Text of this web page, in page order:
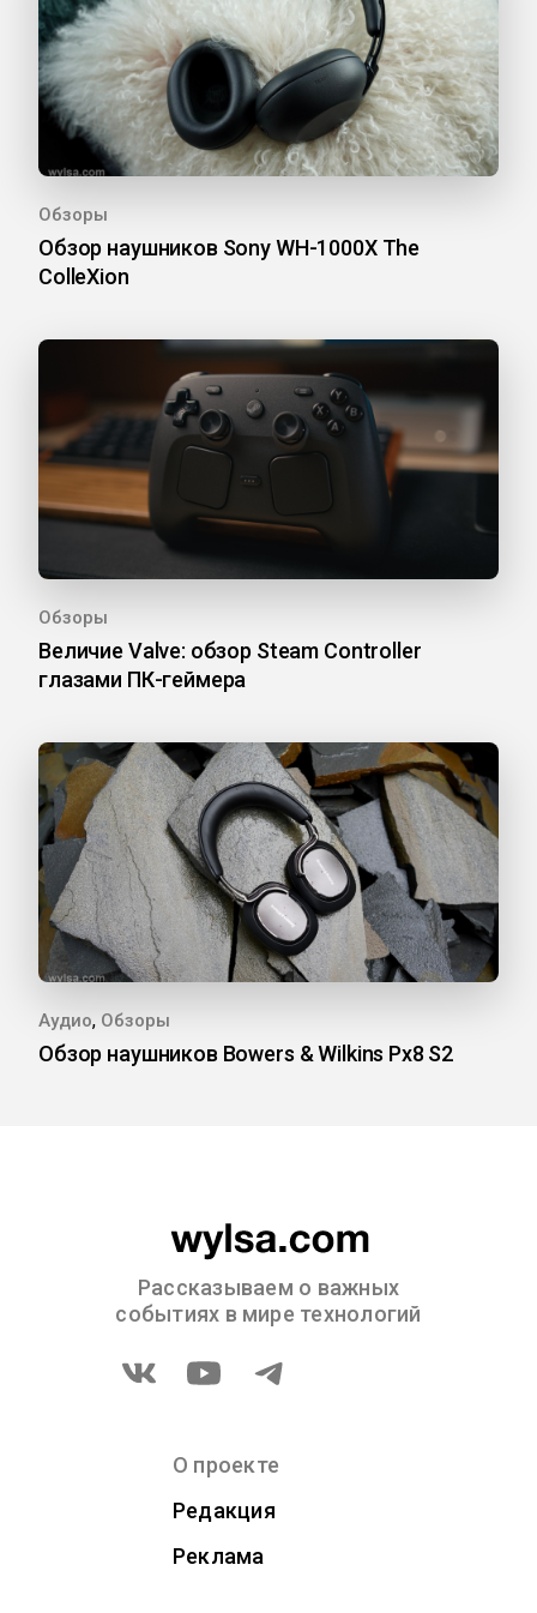
Обзоры
Обзор наушников Sony WH-1000X The
ColleXion
Обзоры
Величие Valve: обзор Steam Controller
глазами ПК-геймера
Аудио, Обзоры
Обзор наушников Bowers & Wilkins Px8 S2
Рассказываем о важных
событиях в мире технологий
О проекте
Редакция
Реклама